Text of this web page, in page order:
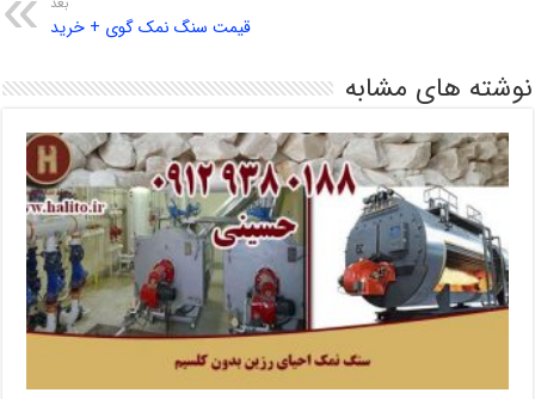
قیمت سنگ نمک گوی + خرید
نوشته های مشابه